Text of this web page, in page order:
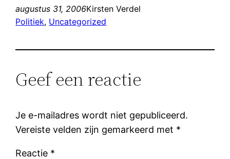
augustus 31, 2006Kirsten Verdel
Politiek, Uncategorized
Geef een reactie
Je e-mailadres wordt niet gepubliceerd.
Vereiste velden zijn gemarkeerd met *
Reactie *